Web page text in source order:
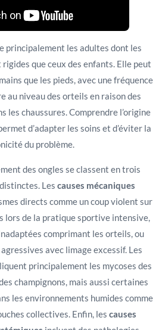
principalement les adultes dont les
que ceux des enfants. Elle peut
que les pieds, avec une fréquence
au niveau des orteils en raison des
les chaussures. Comprendre l’origine
d’adapter les soins et d’éviter la
du problème.
des ongles se classent en trois
Les causes mécaniques
directs comme un coup violent sur
lors de la pratique sportive intensive,
comprimant les orteils, ou
avec limage excessif. Les
principalement les mycoses des
champignons, mais aussi certaines
les environnements humides comme
collectives. Enfin, les causes